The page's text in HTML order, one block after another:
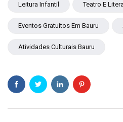
Leitura Infantil Teatro E
Eventos Gratuitos Em Bauru
Atividades Culturais Bauru